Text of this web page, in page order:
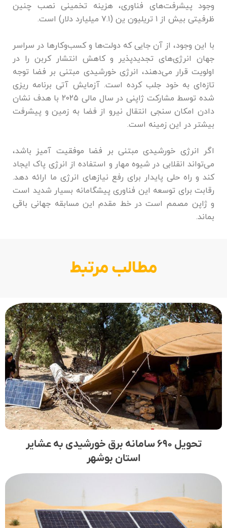
وجود پیشرفت‌های فناوری، هزینه تخمینی نصب چنین
ظرفیتی بیش از ۱ تریلیون ین (۷.۱ میلیارد دلار) است.
با این وجود، از آن جایی که دولت‌ها و کسب‌وکار‌ها در سراسر
جهان انرژی‌های تجدیدپذیر و کاهش انتشار کربن را در
اولویت قرار می‌دهند، انرژی خورشیدی مبتنی بر فضا توجه
تازه‌ای به خود جلب کرده است. آزمایش آتی برنامه ریزی
شده توسط مشارکت ژاپنی در سال مالی ۲۰۲۵ با هدف نشان
دادن امکان سنجی انتقال نیرو از فضا به زمین و پیشرفت
بیشتر در این زمینه است.
اگر انرژی خورشیدی مبتنی بر فضا موفقیت آمیز باشد،
می‌تواند انقلابی در شیوه مهار و استفاده از انرژی پاک ایجاد
کند و راه حلی پایدار برای رفع نیاز‌های انرژی ما ارائه دهد.
رقابت برای توسعه این فناوری پیشگامانه بسیار شدید است
و ژاپن مصمم است در خط مقدم این مسابقه جهانی باقی
بماند.
مطالب مرتبط
تحویل ۶۹۰ سامانه برق خورشیدی به عشایر
استان بوشهر